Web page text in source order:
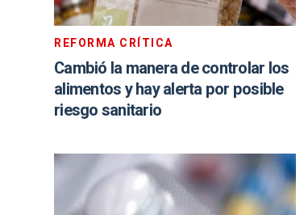
REFORMA CRÍTICA
Cambió la manera de controlar los
alimentos y hay alerta por posible
riesgo sanitario